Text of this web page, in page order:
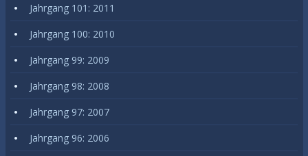
Jahrgang 101: 2011
Jahrgang 100: 2010
Jahrgang 99: 2009
Jahrgang 98: 2008
Jahrgang 97: 2007
Jahrgang 96: 2006